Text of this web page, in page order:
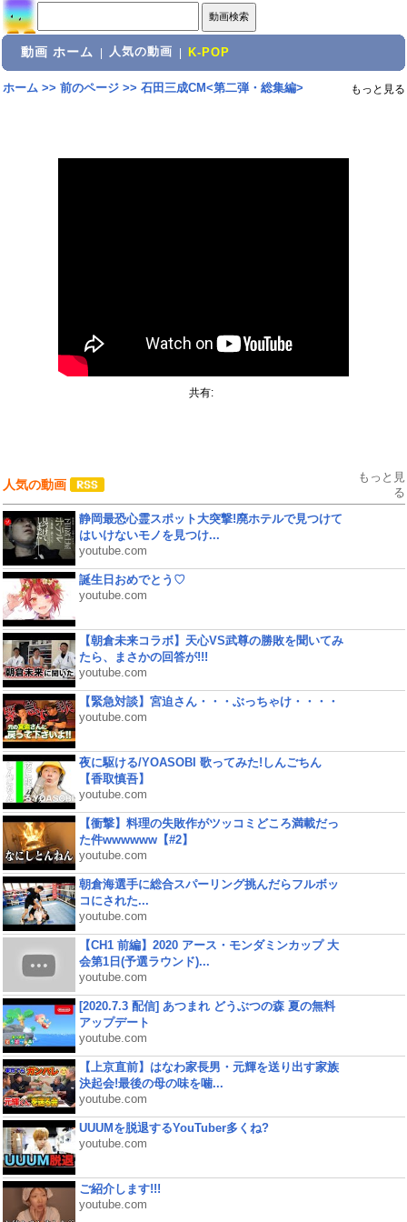
動画 ホーム 人気の動画 K-POP
ホーム>> 前のページ>> 石田三成CM<第二弾・総集編> もっと見る
共有:
人気の動画
もっと見
る
静岡最恐心霊スポット大突撃!廃ホテルで見つけて
はいけないモノを見つけ...
youtube.com
誕生日おめでとう♡
youtube.com
【朝倉未来コラボ】天心VS武尊の勝敗を聞いてみ
たら、まさかの回答が!!!
youtube.com
【緊急対談】宮迫さん・・・ぶっちゃけ・・・・
youtube.com
夜に駆ける/YOASOBI 歌ってみた!しんごちん
【香取慎吾】
youtube.com
【衝撃】料理の失敗作がツッコミどころ満載だっ
た件wwwwww【#2】
youtube.com
朝倉海選手に総合スパーリング挑んだらフルボッ
コにされた...
youtube.com
【CH1 前編】2020 アース・モンダミンカップ 大
会第1日(予選ラウンド)...
youtube.com
[2020.7.3 配信] あつまれ どうぶつの森 夏の無料
アップデート
youtube.com
【上京直前】はなわ家長男・元輝を送り出す家族
決起会!最後の母の味を噛...
youtube.com
UUUMを脱退するYouTuber多くね?
youtube.com
ご紹介します!!!
youtube.com